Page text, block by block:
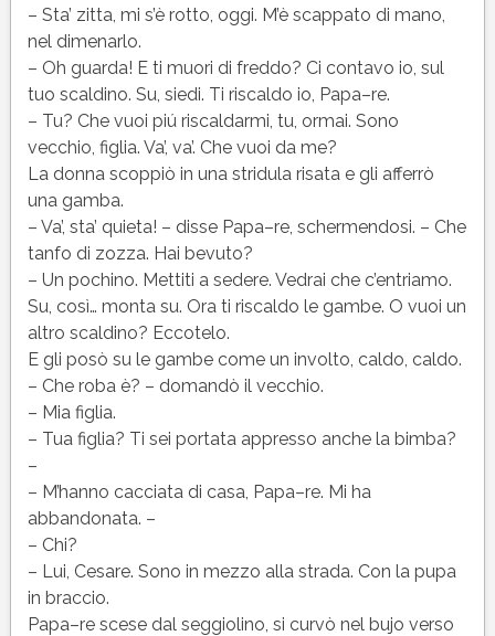
– Sta’ zitta, mi s’è rotto, oggi. M’è scappato di mano,
nel dimenarlo.
– Oh guarda! E ti muori di freddo? Ci contavo io, sul
tuo scaldino. Su, siedi. Ti riscaldo io, Papa–re.
– Tu? Che vuoi piú riscaldarmi, tu, ormai. Sono
vecchio, figlia. Va’, va’. Che vuoi da me?
La donna scoppiò in una stridula risata e gli afferrò
una gamba.
– Va’, sta’ quieta! – disse Papa–re, schermendosi. – Che
tanfo di zozza. Hai bevuto?
– Un pochino. Mettiti a sedere. Vedrai che c’entriamo.
Su, così… monta su. Ora ti riscaldo le gambe. O vuoi un
altro scaldino? Eccotelo.
E gli posò su le gambe come un involto, caldo, caldo.
– Che roba è? – domandò il vecchio.
– Mia figlia.
– Tua figlia? Ti sei portata appresso anche la bimba?
–
– M’hanno cacciata di casa, Papa–re. Mi ha
abbandonata. –
– Chi?
– Lui, Cesare. Sono in mezzo alla strada. Con la pupa
in braccio.
Papa–re scese dal seggiolino, si curvò nel bujo verso